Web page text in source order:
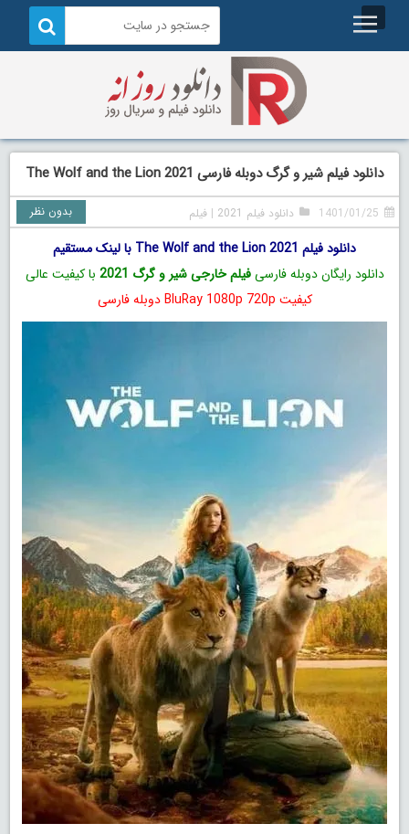
دانلود فیلم شیر و گرگ دوبله فارسی The Wolf and the Lion 2021
1401/01/25 دانلود فیلم 2021 |فیلم بدون نظر
دانلود فیلم The Wolf and the Lion 2021 با لینک مستقیم
دانلود رایگان دوبله فارسیفیلم خارجی شیر و گرگ 2021
با کیفیت عالی
کیفیت BluRay 1080p 720p دوبله فارسی